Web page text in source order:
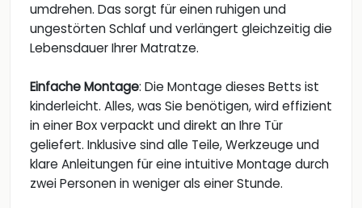
umdrehen. Das sorgt für einen ruhigen und
ungestörten Schlaf und verlängert gleichzeitig die
Lebensdauer Ihrer Matratze.
Einfache Montage: Die Montage dieses Betts ist
kinderleicht. Alles, was Sie benötigen, wird effizient
in einer Box verpackt und direkt an Ihre Tür
geliefert. Inklusive sind alle Teile, Werkzeuge und
klare Anleitungen für eine intuitive Montage durch
zwei Personen in weniger als einer Stunde.